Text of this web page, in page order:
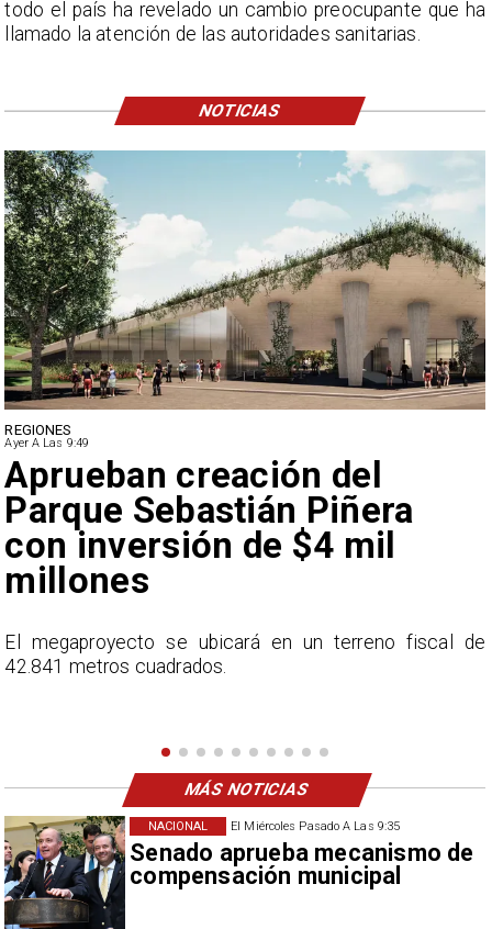
El Miércoles Pasado A Las 9:35
Senado aprueba mecanismo de
compensación municipal
NACIONAL
DEPORTES
Ayer A Las 9:49
Claudio Bravo baja la
euforia sobre fichaje de
Vozinha
En el programa ESPN F90 Chile, Claudio Bravo ofrece
una visión más moderada sobre las expectativas del
todo el país ha revelado un cambio preocupante que ha
llamado la atención de las autoridades sanitarias.
NOTICIAS
MÁS NOTICIAS